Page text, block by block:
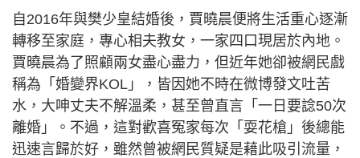
自2016年與樊少皇結婚後，賈曉晨便將生活重心逐漸
轉移至家庭，專心相夫教女，一家四口現居於內地。
賈曉晨為了照顧兩女盡心盡力，但近年她卻被網民戲
稱為「婚變界KOL」，皆因她不時在微博發文吐苦
水，大呻丈夫不解溫柔，甚至曾直言「一日要諗50次
離婚」。不過，這對歡喜冤家每次「耍花槍」後總能
迅速言歸於好，雖然曾被網民質疑是藉此吸引流量，